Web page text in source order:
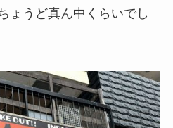
ょうど真ん中くらいでし